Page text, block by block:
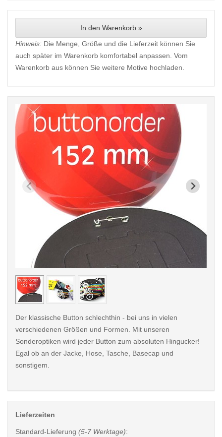
In den Warenkorb »
Hinweis: Die Menge, Größe und die Lieferzeit können Sie
auch später im Warenkorb komfortabel anpassen. Vom
Warenkorb aus können Sie weitere Motive hochladen.
< /picture>
Der klassische Button schlechthin - bei uns in vielen
verschiedenen Größen und Formen. Mit unseren
Sonderoptiken wird jeder Button zum absoluten Hingucker!
Egal ob an der Jacke, Hose, Tasche, Basecap und
sonstigem.
Lieferzeiten
Standard-Lieferung (5-7 Werktage):